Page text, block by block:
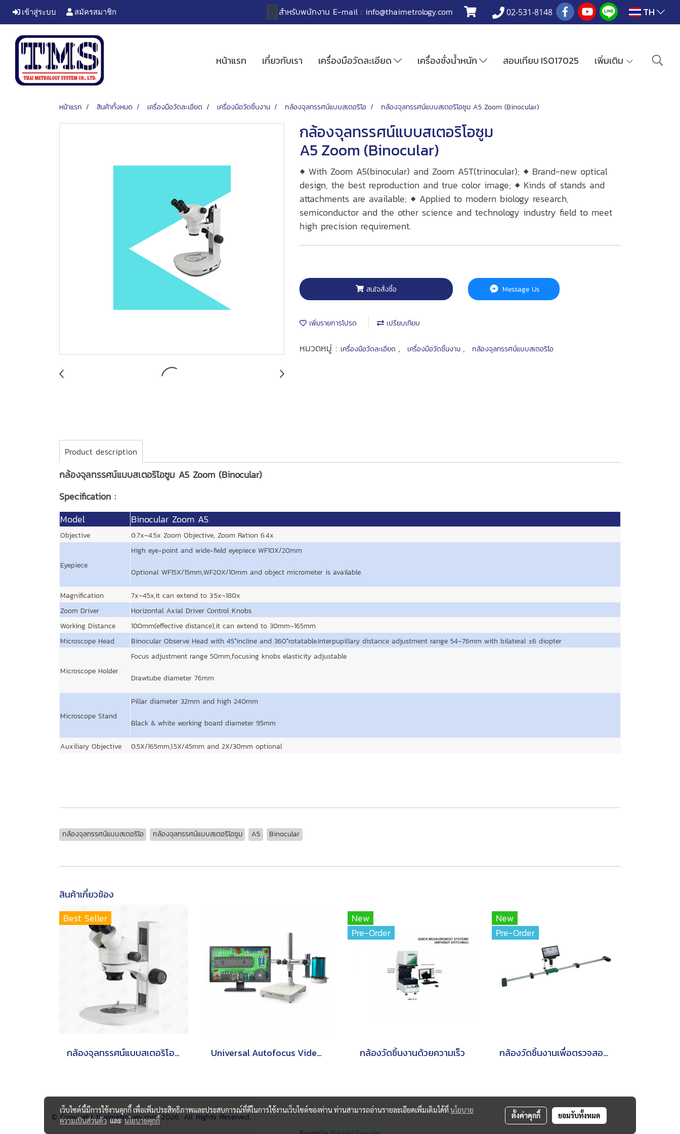
เข้าสู่ระบบ สมัครสมาชิก สำหรับพนักงาน E-mail : info@thaimetrology.com 02-531-8148 TH
หน้าแรก เกี่ยวกับเรา เครื่องมือวัดละเอียด เครื่องชั่งน้ำหนัก สอบเทียบ ISO17025 เพิ่มเติม
หน้าแรก สินค้าทั้งหมด เครื่องมือวัดละเอียด เครื่องมือวัดชิ้นงาน กล้องจุลทรรศน์แบบสเตอริโอ กล้องจุลทรรศน์แบบสเตอริโอซูม A5 Zoom (Binocular)
กล้องจุลทรรศน์แบบสเตอริโอซูม
A5 Zoom (Binocular)
◆ With Zoom A5(binocular) and Zoom A5T(trinocular); ◆ Brand-new optical
design, the best reproduction and true color image; ◆ Kinds of stands and
attachments are available; ◆ Applied to modern biology research,
semiconductor and the other science and technology industry ﬁeld to meet
high precision requirement.
สนใจสั่งซื้อ Message Us
เพิ่มรายการโปรด เปรียบเทียบ
หมวดหมู่ : เครื่องมือวัดละเอียด , เครื่องมือวัดชิ้นงาน , กล้องจุลทรรศน์แบบสเตอริโอ
Product description
กล้องจุลทรรศน์แบบสเตอริโอซูม A5 Zoom (Binocular)
Specification :
Model
Binocular Zoom A5
Objective 0.7x~4.5x Zoom Objective, Zoom Ration 6.4x
Eyepiece
High eye-point and wide-field eyepiece WF10X/20mm
Optional WF15X/15mm,WF20X/10mm and object micrometer is available
Magnification
7x~45x,it can extend to 3.5x~180x
Zoom Driver
Horizontal Axial Driver Control Knobs
Working Distance
100mm(effective distance),it can extend to 30mm~165mm
Microscope Head
Binocular Observe Head with 45°incline and 360°rotatable.Interpupillary distance adjustment range 54~76mm with bilateral ±6 diopter
Microscope Holder
Focus adjustment range 50mm,focusing knobs elasticity adjustable
Drawtube diameter 76mm
Microscope Stand
Pillar diameter 32mm and high 240mm
Black & white working board diameter 95mm
Auxiliary Objective 0.5X/165mm,1.5X/45mm and 2X/30mm optional
กล้องจุลทรรศน์แบบสเตอริโอ กล้องจุลทรรศน์แบบสเตอริโอซูม A5 Binocular
สินค้าเกี่ยวข้อง
Best Seller
กล้องจุลทรรศน์แบบสเตอริโอซูม รุ่น BZ745-SL144 Universal Autofocus Video Microscope VM-128
New
Pre-Order
กล้องวัดชิ้นงานด้วยความเร็ว
New
Pre-Order
กล้องวัดชิ้นงานเพื่อตรวจสอบไม้บรรทัด
© Copyright thaimetrology.com 2026. All Rights Reserved.
เว็บไซต์นี้มีการใช้งานคุกกี้ เพื่อเพิ่มประสิทธิภาพและประสบการณ์ที่ดีในการใช้งานเว็บไซต์ของท่าน ท่านสามารถอ่านรายละเอียดเพิ่มเติมได้ที่นโยบาย
ความเป็นส่วนตัวและนโยบายคุกกี้
ตั้งค่าคุกกี้ ยอมรับทั้งหมด